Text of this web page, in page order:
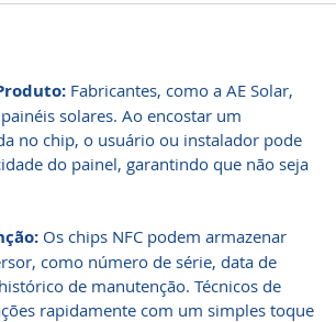
Fabricantes, como a AE Solar,
solares. Ao encostar um
no chip, o usuário ou instalador pode
do painel, garantindo que não seja
Os chips NFC podem armazenar
como número de série, data de
de manutenção. Técnicos de
rapidamente com um simples toque